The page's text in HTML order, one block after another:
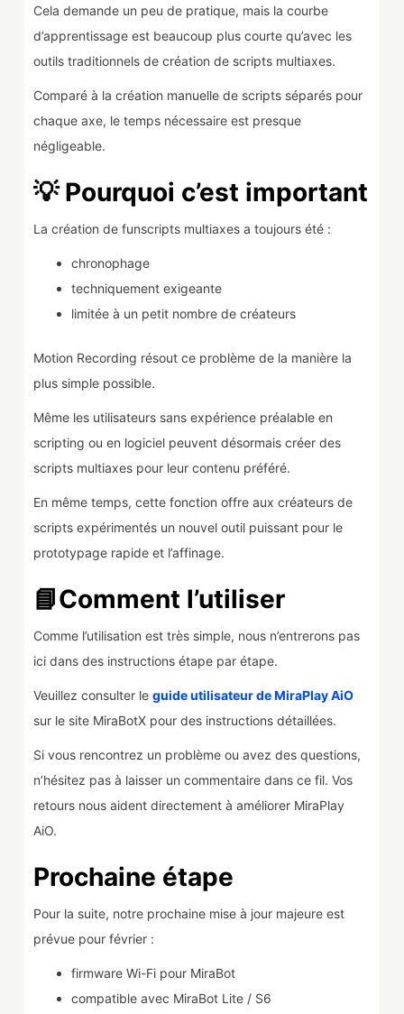
Cela demande un peu de pratique, mais la courbe
d’apprentissage est beaucoup plus courte qu’avec les
outils traditionnels de création de scripts multiaxes.
Comparé à la création manuelle de scripts séparés pour
chaque axe, le temps nécessaire est presque
négligeable.
💡 Pourquoi c’est important
La création de funscripts multiaxes a toujours été :
chronophage
techniquement exigeante
limitée à un petit nombre de créateurs
Motion Recording résout ce problème de la manière la
plus simple possible.
Même les utilisateurs sans expérience préalable en
scripting ou en logiciel peuvent désormais créer des
scripts multiaxes pour leur contenu préféré.
En même temps, cette fonction offre aux créateurs de
scripts expérimentés un nouvel outil puissant pour le
prototypage rapide et l’affinage.
📘Comment l’utiliser
Comme l’utilisation est très simple, nous n’entrerons pas
ici dans des instructions étape par étape.
Veuillez consulter le guide utilisateur de MiraPlay AiO
sur le site MiraBotX pour des instructions détaillées.
Si vous rencontrez un problème ou avez des questions,
n’hésitez pas à laisser un commentaire dans ce fil. Vos
retours nous aident directement à améliorer MiraPlay
AiO.
Prochaine étape
Pour la suite, notre prochaine mise à jour majeure est
prévue pour février :
firmware Wi-Fi pour MiraBot
compatible avec MiraBot Lite / S6